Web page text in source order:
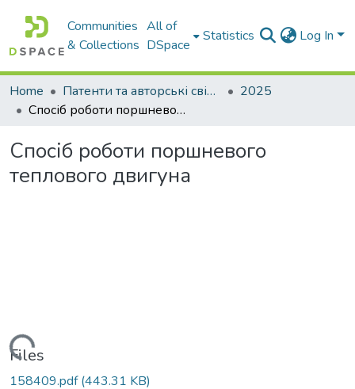
Communities
& Collections
All of
DSpace
Statistics Log In
Home Патенти та авторські свідоцтва
2025
Спосіб роботи поршневого теплового двигуна
Спосіб роботи поршневого
теплового двигуна
Files
158409.pdf(443.31 KB)